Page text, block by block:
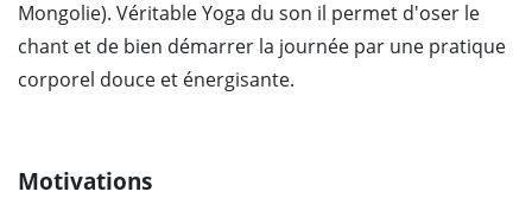
Mongolie). Véritable Yoga du son il permet d'oser le
chant et de bien démarrer la journée par une pratique
corporel douce et énergisante.
Motivations